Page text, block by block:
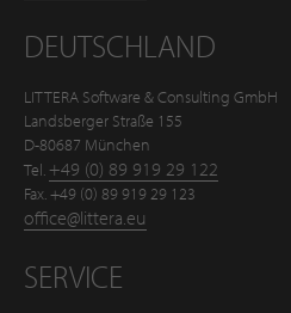
DEUTSCHLAND
LITTERA Software & Consulting GmbH
Landsberger Straße 155
D-80687 München
Tel. +49 (0) 89 919 29 122
Fax. +49 (0) 89 919 29 123
office@littera.eu
SERVICE